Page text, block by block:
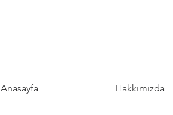
Anasayfa Hakkımızda